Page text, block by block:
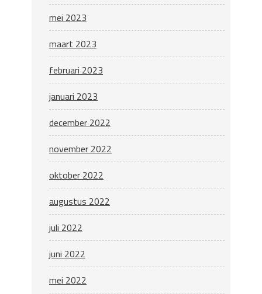
mei 2023
maart 2023
februari 2023
januari 2023
december 2022
november 2022
oktober 2022
augustus 2022
juli 2022
juni 2022
mei 2022